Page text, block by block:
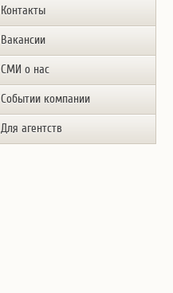
Контакты
Вакансии
СМИ о нас
Событии компании
Для агентств